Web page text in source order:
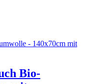
Bio-